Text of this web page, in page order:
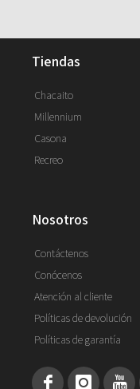
tiendas
Chacaito
Millennium
Casona
Recreo
nosotros
Contáctenos
Conócenos
Atención al cliente
Políticas de devolución
Políticas de garantía